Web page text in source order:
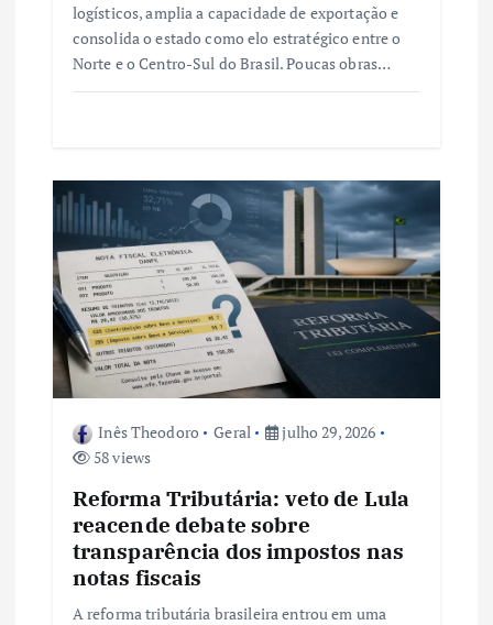
logísticos, amplia a capacidade de exportação e
consolida o estado como elo estratégico entre o
Norte e o Centro-Sul do Brasil. Poucas obras…
Inês Theodoro Geral
julho 29, 2026
58 views
Reforma Tributária: veto de Lula
reacende debate sobre
transparência dos impostos nas
notas fiscais
A reforma tributária brasileira entrou em uma